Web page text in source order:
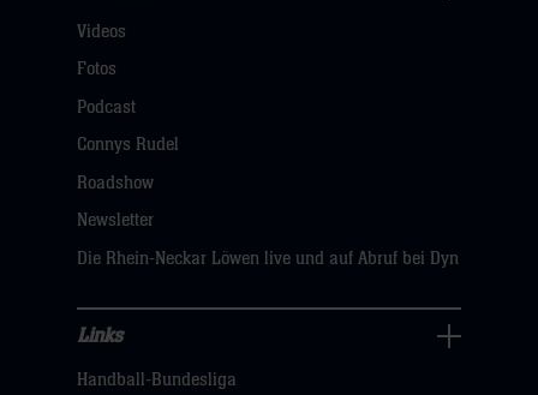
Fans
Navigation
öffnen,
dann
hier
Videos
Fotos
Podcast
Connys Rudel
Roadshow
Newsletter
Die Rhein-Neckar Löwen live und auf Abruf bei Dyn
Navigation
Links
Handball-Bundesliga